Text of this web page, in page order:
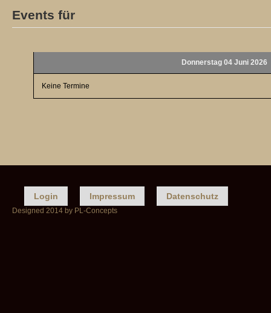
Events für
Donnerstag 04 Juni 2026
Keine Termine
Login Impressum Datenschutz
Designed 2014 by PL-Concepts